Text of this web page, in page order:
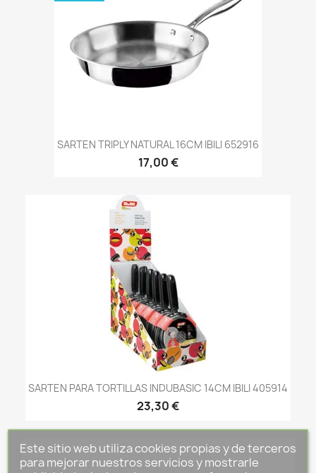
SARTEN TRIPLY NATURAL 16CM IBILI 652916
17,00 €
SARTEN PARA TORTILLAS INDUBASIC 14CM IBILI 405914
23,30 €
Este sitio web utiliza cookies propias y de terceros
para mejorar nuestros servicios y mostrarle